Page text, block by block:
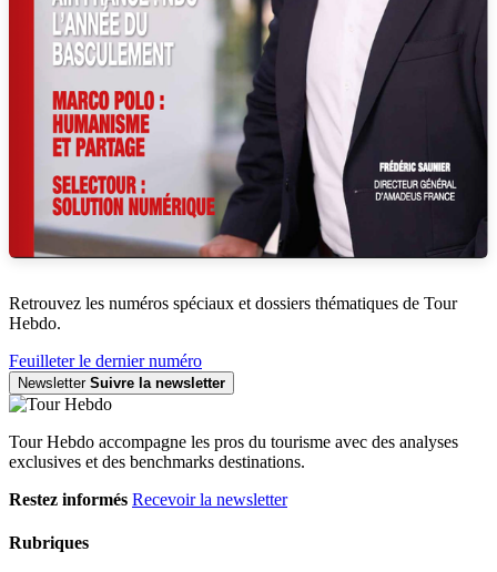
Retrouvez les numéros spéciaux et dossiers thématiques de Tour
Hebdo.
Feuilleter le dernier numéro
Newsletter Suivre la newsletter
Tour Hebdo accompagne les pros du tourisme avec des analyses
exclusives et des benchmarks destinations.
Restez informés Recevoir la newsletter
Rubriques